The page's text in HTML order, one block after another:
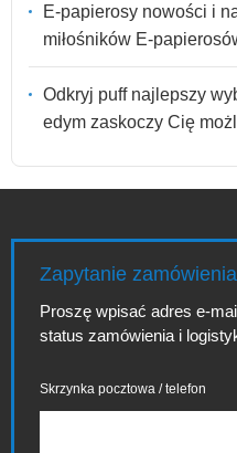
E-papierosy nowości i
miłośników E-
Odkryj puff najlepszy
edym zaskoczy Cię
Zapytanie zamówienia
Proszę wpisać adres e-
status zamówienia i
Skrzynka pocztowa / telefon